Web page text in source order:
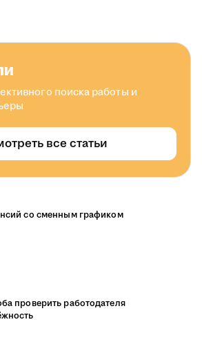
поиска работы и
все статьи
со сменным графиком
проверить работодателя